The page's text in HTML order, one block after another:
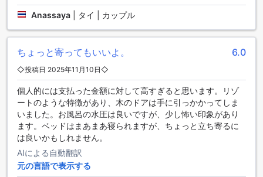
チェンライ空港からザ グリーン シーズン リゾート チェンライ
へのアクセス方法
Luang-Chiang Rai International Airport）があり、国内外から
の便が頻繁に運航されています。空港からザ グリーン シーズ
移動が可能です。到着後、タクシーや事前予約した送迎サー
ビスを利用すれば、スムーズにリゾートへ向かうことができ
ます。空港のタクシーカウンターから直接手配するか、ホテ
ルやリゾートのスタッフに送迎を依頼しておくと便利です。
チェンライの魅力的な周辺観光スポット
ザ・グリーンシーズンリゾートチェンライは、自然と文化の
Anassaya タイ | カップル
ちょっと寄ってもいいよ。 6.0
◇投稿日 2025年11月10日◇
個人的には支払った金額に対して高すぎると思います。リゾ
ートのような特徴があり、木のドアは手に引っかかってしま
いました。お風呂の水圧は良いですが、少し怖い印象があり
ます。ベッドはまあまあ寝られますが、ちょっと立ち寄るに
は良いかもしれません。
AIによる自動翻訳
元の言語で表示する